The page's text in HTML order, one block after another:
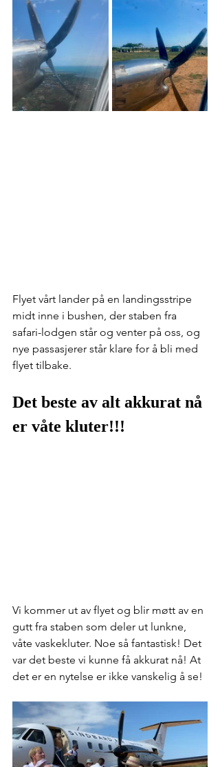
Flyet vårt lander på en landingsstripe
midt inne i bushen, der staben fra
safari-lodgen står og venter på oss, og
nye passasjerer står klare for å bli med
flyet tilbake.
Det beste av alt akkurat nå
er våte kluter!!!
Vi kommer ut av flyet og blir møtt av en
gutt fra staben som deler ut lunkne,
våte vaskekluter. Noe så fantastisk! Det
var det beste vi kunne få akkurat nå! At
det er en nytelse er ikke vanskelig å se!